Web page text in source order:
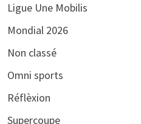
Ligue Une Mobilis
Mondial 2026
Non classé
Omni sports
Réflèxion
Supercoupe